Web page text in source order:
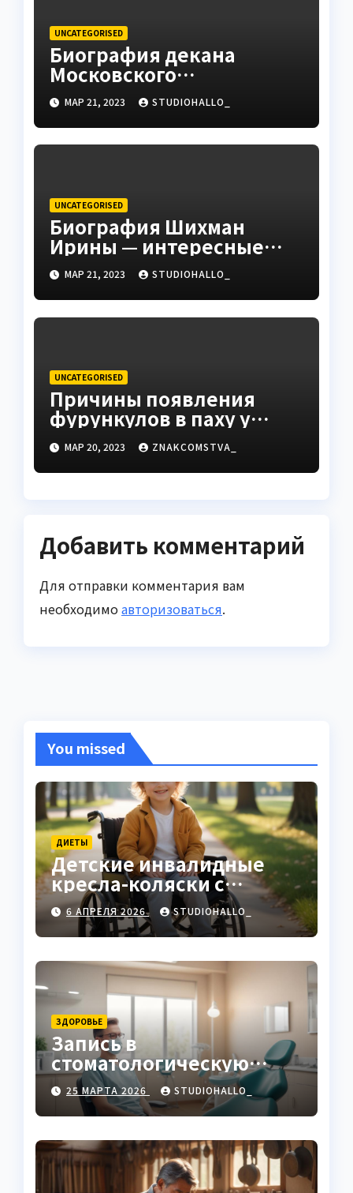
UNCATEGORISED
Биография декана
Московского
государственного
университета Андрея
Сидорова — от студента
до руководителя
МАР 21, 2023 STUDIOHALLO_
UNCATEGORISED
Биография Шихман
Ирины — интересные
факты, достижения и
путь к успеху
МАР 21, 2023 STUDIOHALLO_
UNCATEGORISED
Причины появления
фурункулов в паху у
мужчин
МАР 20, 2023 ZNAKCOMSTVA_
Добавить комментарий
Для отправки комментария вам
необходимоавторизоваться.
You missed
ДИЕТЫ
Детские инвалидные
кресла-коляски с
ручным приводом
6 АПРЕЛЯ 2026 STUDIOHALLO_
ЗДОРОВЬЕ
Запись в
стоматологическую
клинику
25 МАРТА 2026 STUDIOHALLO_